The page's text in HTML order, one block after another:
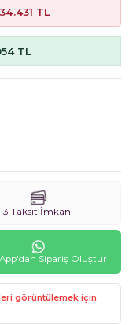
34.431 TL
TL
3 Taksit İmkanı
Sipariş Oluştur
görüntülemek için